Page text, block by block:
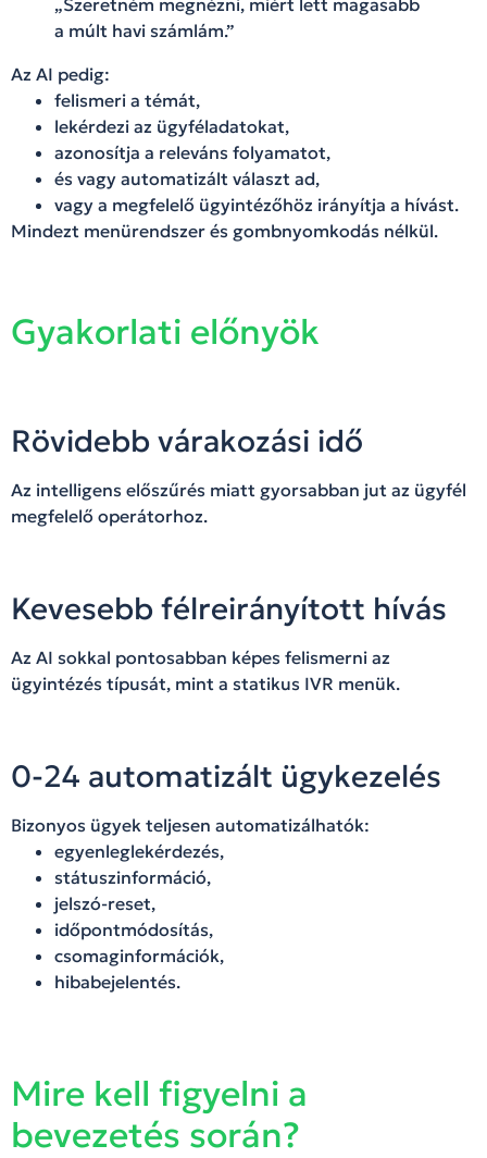
a múlt havi számlám.”
Az AI pedig:
felismeri a témát,
lekérdezi az ügyféladatokat,
azonosítja a releváns folyamatot,
és vagy automatizált választ ad,
vagy a megfelelő ügyintézőhöz irányítja a hívást.
Mindezt menürendszer és gombnyomkodás nélkül.
Gyakorlati előnyök
Rövidebb várakozási idő
Az intelligens előszűrés miatt gyorsabban jut az ügyfél
megfelelő operátorhoz.
Kevesebb félreirányított hívás
Az AI sokkal pontosabban képes felismerni az
ügyintézés típusát, mint a statikus IVR menük.
0-24 automatizált ügykezelés
Bizonyos ügyek teljesen automatizálhatók:
egyenleglekérdezés,
státuszinformáció,
jelszó-reset,
időpontmódosítás,
csomaginformációk,
hibabejelentés.
Mire kell figyelni a
bevezetés során?